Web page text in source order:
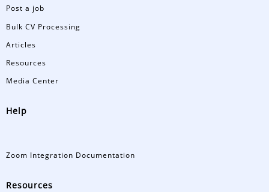
Post a job
Bulk CV Processing
Articles
Resources
Media Center
Help
Zoom Integration Documentation
Resources